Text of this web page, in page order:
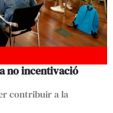
no incentivació
contribuir a la